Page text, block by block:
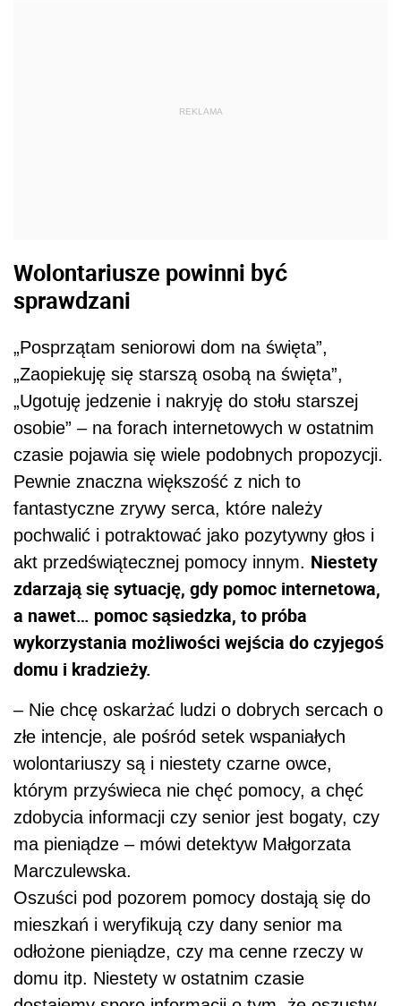
REKLAMA
Wolontariusze powinni być
sprawdzani
„Posprzątam seniorowi dom na święta”,
„Zaopiekuję się starszą osobą na święta”,
„Ugotuję jedzenie i nakryję do stołu starszej
osobie” – na forach internetowych w ostatnim
czasie pojawia się wiele podobnych propozycji.
Pewnie znaczna większość z nich to
fantastyczne zrywy serca, które należy
pochwalić i potraktować jako pozytywny głos i
akt przedświątecznej pomocy innym. Niestety
zdarzają się sytuację, gdy pomoc internetowa,
a nawet… pomoc sąsiedzka, to próba
wykorzystania możliwości wejścia do czyjegoś
domu i kradzieży.
– Nie chcę oskarżać ludzi o dobrych sercach o
złe intencje, ale pośród setek wspaniałych
wolontariuszy są i niestety czarne owce,
którym przyświeca nie chęć pomocy, a chęć
zdobycia informacji czy senior jest bogaty, czy
ma pieniądze – mówi detektyw Małgorzata
Marczulewska.
Oszuści pod pozorem pomocy dostają się do
mieszkań i weryfikują czy dany senior ma
odłożone pieniądze, czy ma cenne rzeczy w
domu itp. Niestety w ostatnim czasie